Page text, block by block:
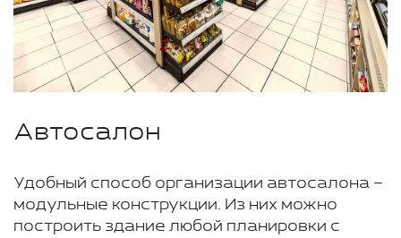
Автосалон
Удобный способ организации автосалона –
модульные конструкции. Из них можно
построить здание любой планировки с